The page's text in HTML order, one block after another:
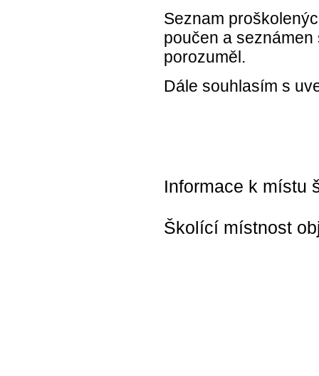
Seznam
poučen a
porozuměl.
Dále souhlasím s
Informace k místu
Školící místnost